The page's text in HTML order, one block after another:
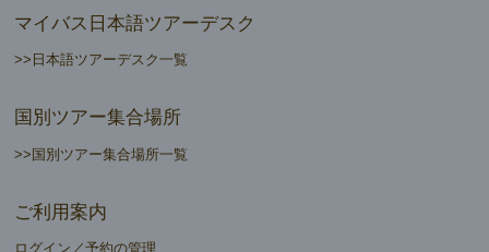
マイバス日本語ツアーデスク
>>日本語ツアーデスク一覧
国別ツアー集合場所
>>国別ツアー集合場所一覧
ご利用案内
ログイン／予約の管理